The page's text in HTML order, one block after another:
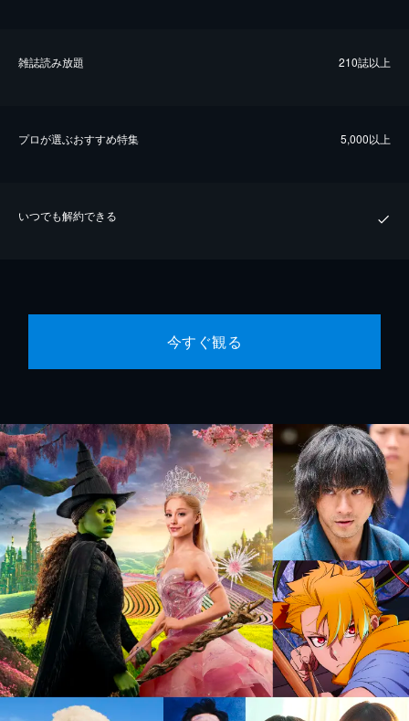
雑誌読み放題 210誌以上
プロが選ぶおすすめ特集 5,000以上
いつでも解約できる
今すぐ観る